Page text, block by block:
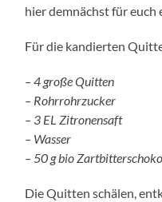
hier demnächst für euch
Für die kandierten
– 4 große Quitten
– Rohrrohrzucker
– 3 EL Zitronensaft
– Wasser
– 50 g bio
Die Quitten schälen,